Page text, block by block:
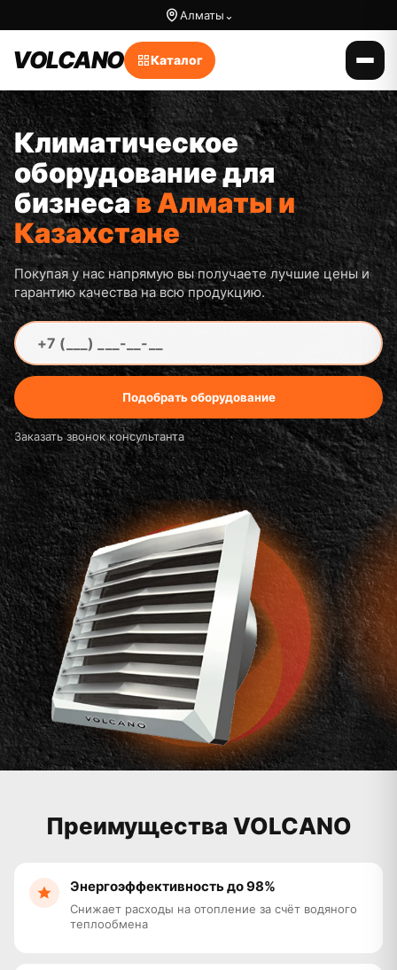
содержимому
Алматы⌄
VOLCANO Каталог
Климатическое
оборудование для
бизнесав Алматы и
Казахстане
Покупая у нас напрямую вы получаете лучшие цены и
гарантию качества на всю продукцию.
Подобрать оборудование
Заказать звонок консультанта
Преимущества VOLCANO
Энергоэффективность до 98%
Снижает расходы на отопление за счёт водяного
теплообмена